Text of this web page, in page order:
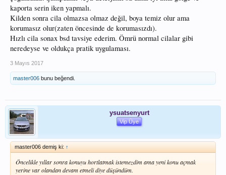
kaporta serin iken yapmalı.
Kilden sonra cila olmazsa olmaz değil, boya temiz olur ama
korumasız olur(zaten öncesinde de korumasızdı).
Hızlı cila sonax bsd tavsiye ederim. Ömrü normal cilalar gibi
neredeyse ve oldukça pratik uygulaması.
3 Mayıs 2017
master006 bunu beğendi.
ysuatsenyurt
Vip Üye
master006 demiş ki: ↑
Öncelikle yıllar sonra konuyu hortlatmak istemezdim ama yeni konu açmak
yerine var olandan devam etmeli diye düşündüm.